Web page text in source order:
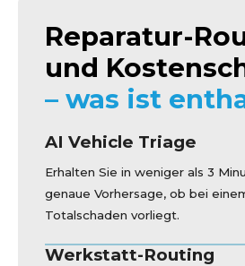
Reparatur-
und
– was ist
AI Vehicle Triage
Erhalten Sie in weniger als 3
genaue Vorhersage, ob bei
Totalschaden vorliegt.
Werkstatt-Routing